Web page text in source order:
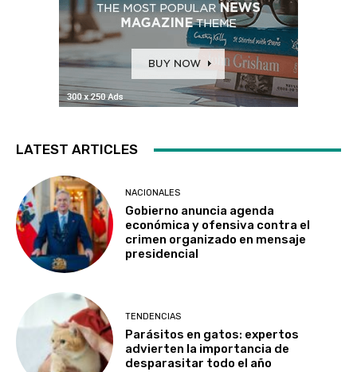
LATEST ARTICLES
NACIONALES
Gobierno anuncia agenda
económica y ofensiva contra el
crimen organizado en mensaje
presidencial
TENDENCIAS
Parásitos en gatos: expertos
advierten la importancia de
desparasitar todo el año